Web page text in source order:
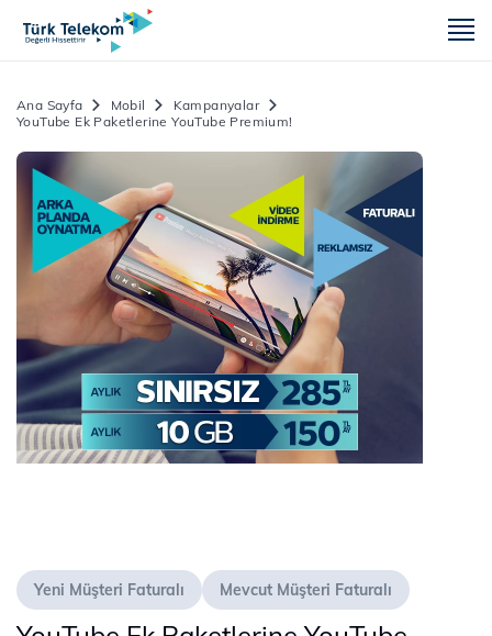
Ana Sayfa Mobil
Kampanyalar
YouTube Ek Paketlerine YouTube Premium!
Yeni Müşteri Faturalı Mevcut Müşteri Faturalı